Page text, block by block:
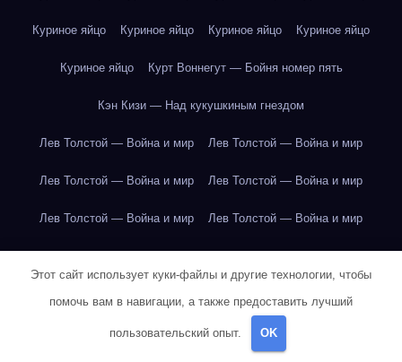
Куриное яйцо Куриное яйцо Куриное яйцо Куриное яйцо
Куриное яйцо Курт Воннегут — Бойня номер пять
Кэн Кизи — Над кукушкиным гнездом
Лев Толстой — Война и мир Лев Толстой — Война и мир
Лев Толстой — Война и мир Лев Толстой — Война и мир
Лев Толстой — Война и мир Лев Толстой — Война и мир
Лев Толстой — Война и мир
Лев Толстой — Война и мир Лев Толстой — Война и мир
Этот сайт использует куки-файлы и другие технологии, чтобы
помочь вам в навигации, а также предоставить лучший
пользовательский опыт. OK